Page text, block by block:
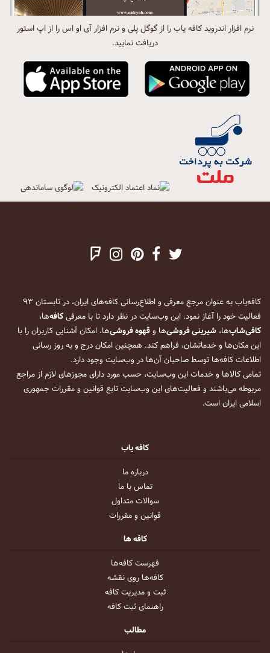
نرم افزار اندروید کافه یاب را از گوگل پلی و نرم افزار آی او اس را از اپ استور
دریافت نمایید.
کافه‌یاب به عنوان مرجع معرفی و اطلاع‌رسانی کافه‌های ایران، در تابستان ۹۳
فعالیت خود را آغاز نمود. این وب‌سایت در نظر دارد تا با معرفیکافه‌ها،
کافی‌شاپ‌ها، شیرینی فروشی‌ها وقهوه فروشی‌ها، امکان آشنایی کاربران را با
این مکان‌ها و خدماتشان، فراهم کند. همچنین امکان درج و به روز رسانی
اطلاعات کافه‌ها توسط صاحبان آن‌ها در وب‌سایت وجود دارد.
تمامی کالاها و خدمات این وب‌سایت، حسب مورد دارای مجوزهای لازم از مراجع
مربوطه می‌باشند و فعالیت‌های این وب‌سایت تابع قوانین و مقررات جمهوری
اسلامی ایران است.
کافه یاب
درباره ما
تماس با ما
سوالات متداول
قوانین و مقررات
کافه ها
فهرست کافه‌ها
کافه‌ها روی نقشه
ثبت و مدیریت کافه
راهنمای ثبت کافه
مطالب